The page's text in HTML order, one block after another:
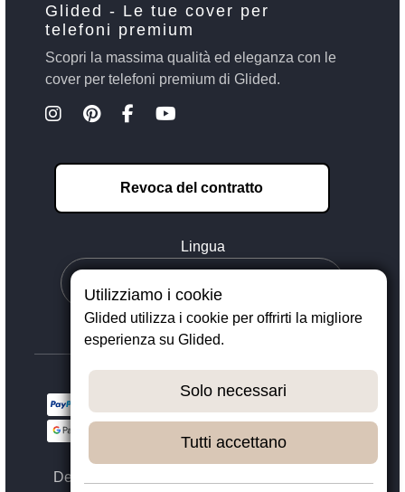
Glided - Le tue cover per
telefoni premium
Scopri la massima qualità ed eleganza con le
cover per telefoni premium di Glided.
Revoca del contratto
Lingua
Designed with ❤️ in Dortmund - © 2023 - 2026,
Utilizziamo i cookie
Glided utilizza i cookie per offrirti la migliore
esperienza su Glided.
Solo necessari
Tutti accettano